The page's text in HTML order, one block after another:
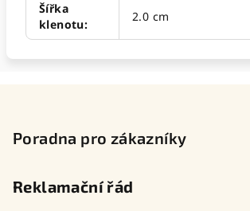
Šířka
klenotu:
2.0 cm
Poradna pro zákazníky
Reklamační řád